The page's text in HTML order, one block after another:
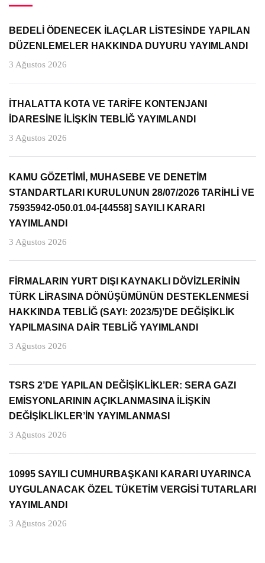
BEDELİ ÖDENECEK İLAÇLAR LİSTESİNDE YAPILAN
DÜZENLEMELER HAKKINDA DUYURU YAYIMLANDI
3 Ağustos 2026
İTHALATTA KOTA VE TARİFE KONTENJANI
İDARESİNE İLİŞKİN TEBLİĞ YAYIMLANDI
3 Ağustos 2026
KAMU GÖZETİMİ, MUHASEBE VE DENETİM
STANDARTLARI KURULUNUN 28/07/2026 TARİHLİ VE
75935942-050.01.04-[44558] SAYILI KARARI
YAYIMLANDI
3 Ağustos 2026
FİRMALARIN YURT DIŞI KAYNAKLI DÖVİZLERİNİN
TÜRK LİRASINA DÖNÜŞÜMÜNÜN DESTEKLENMESİ
HAKKINDA TEBLİĞ (SAYI: 2023/5)’DE DEĞİŞİKLİK
YAPILMASINA DAİR TEBLİĞ YAYIMLANDI
3 Ağustos 2026
TSRS 2’DE YAPILAN DEĞİŞİKLİKLER: SERA GAZI
EMİSYONLARININ AÇIKLANMASINA İLİŞKİN
DEĞİŞİKLİKLER’İN YAYIMLANMASI
3 Ağustos 2026
10995 SAYILI CUMHURBAŞKANI KARARI UYARINCA
UYGULANACAK ÖZEL TÜKETİM VERGİSİ TUTARLARI
YAYIMLANDI
3 Ağustos 2026